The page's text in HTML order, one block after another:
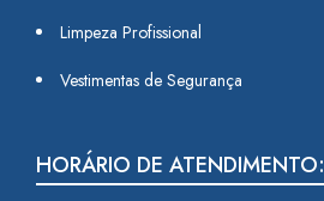
Limpeza Profissional
Vestimentas de Segurança
HORÁRIO DE ATENDIMENTO: